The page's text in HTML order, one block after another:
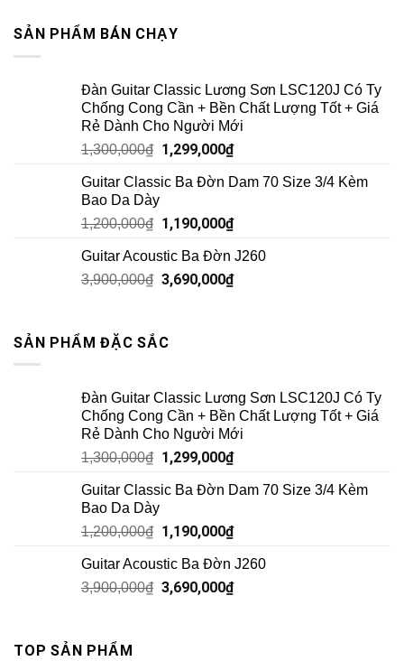
SẢN PHẨM BÁN CHẠY
Đàn Guitar Classic Lương Sơn LSC120J Có Ty
Chống Cong Cần + Bền Chất Lượng Tốt + Giá
Rẻ Dành Cho Người Mới
1,300,000₫ 1,299,000₫
Guitar Classic Ba Đờn Dam 70 Size 3/4 Kèm
Bao Da Dày
1,200,000₫ 1,190,000₫
Guitar Acoustic Ba Đờn J260
3,900,000₫ 3,690,000₫
SẢN PHẨM ĐẶC SẮC
Đàn Guitar Classic Lương Sơn LSC120J Có Ty
Chống Cong Cần + Bền Chất Lượng Tốt + Giá
Rẻ Dành Cho Người Mới
1,300,000₫ 1,299,000₫
Guitar Classic Ba Đờn Dam 70 Size 3/4 Kèm
Bao Da Dày
1,200,000₫ 1,190,000₫
Guitar Acoustic Ba Đờn J260
3,900,000₫ 3,690,000₫
TOP SẢN PHẨM